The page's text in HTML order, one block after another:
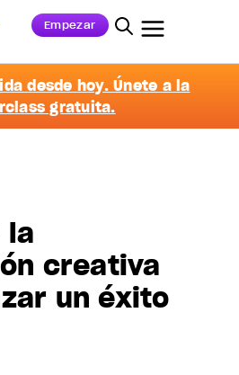
Empezar
desde hoy. Únete a la
gratuita.
la
creativa
un éxito